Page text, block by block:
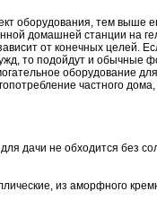
оборудования, тем выше
домашней станции на
от конечных целей.
то подойдут и обычные
оборудование
частного
дачи не обходится без
из аморфного